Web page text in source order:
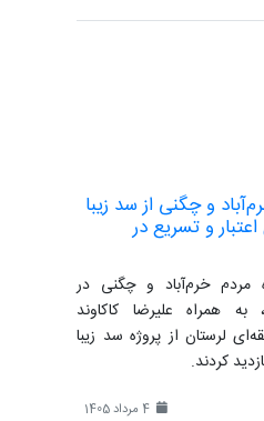
و چگنی از سد زیبا
و تسریع در
مردم خرم‌آباد و چگنی در
همراه علیرضا کاکاوند
لرستان از پروژه سد زیبا
کردند.